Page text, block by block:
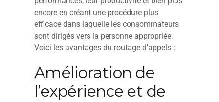
encore en créant une procédure plus
efficace dans laquelle les consommateurs
sont dirigés vers la personne appropriée.
Voici les avantages du routage d’appels :
Amélioration de
l’expérience et de